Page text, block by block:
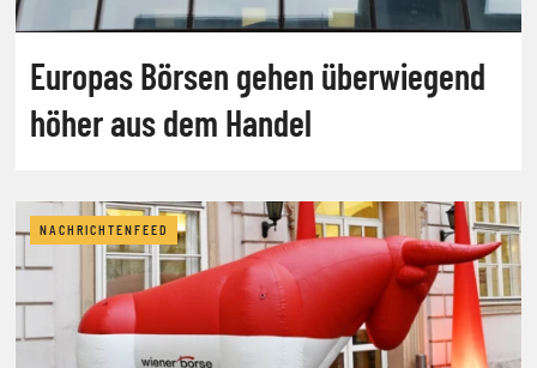
Europas Börsen gehen überwiegend
höher aus dem Handel
NACHRICHTENFEED